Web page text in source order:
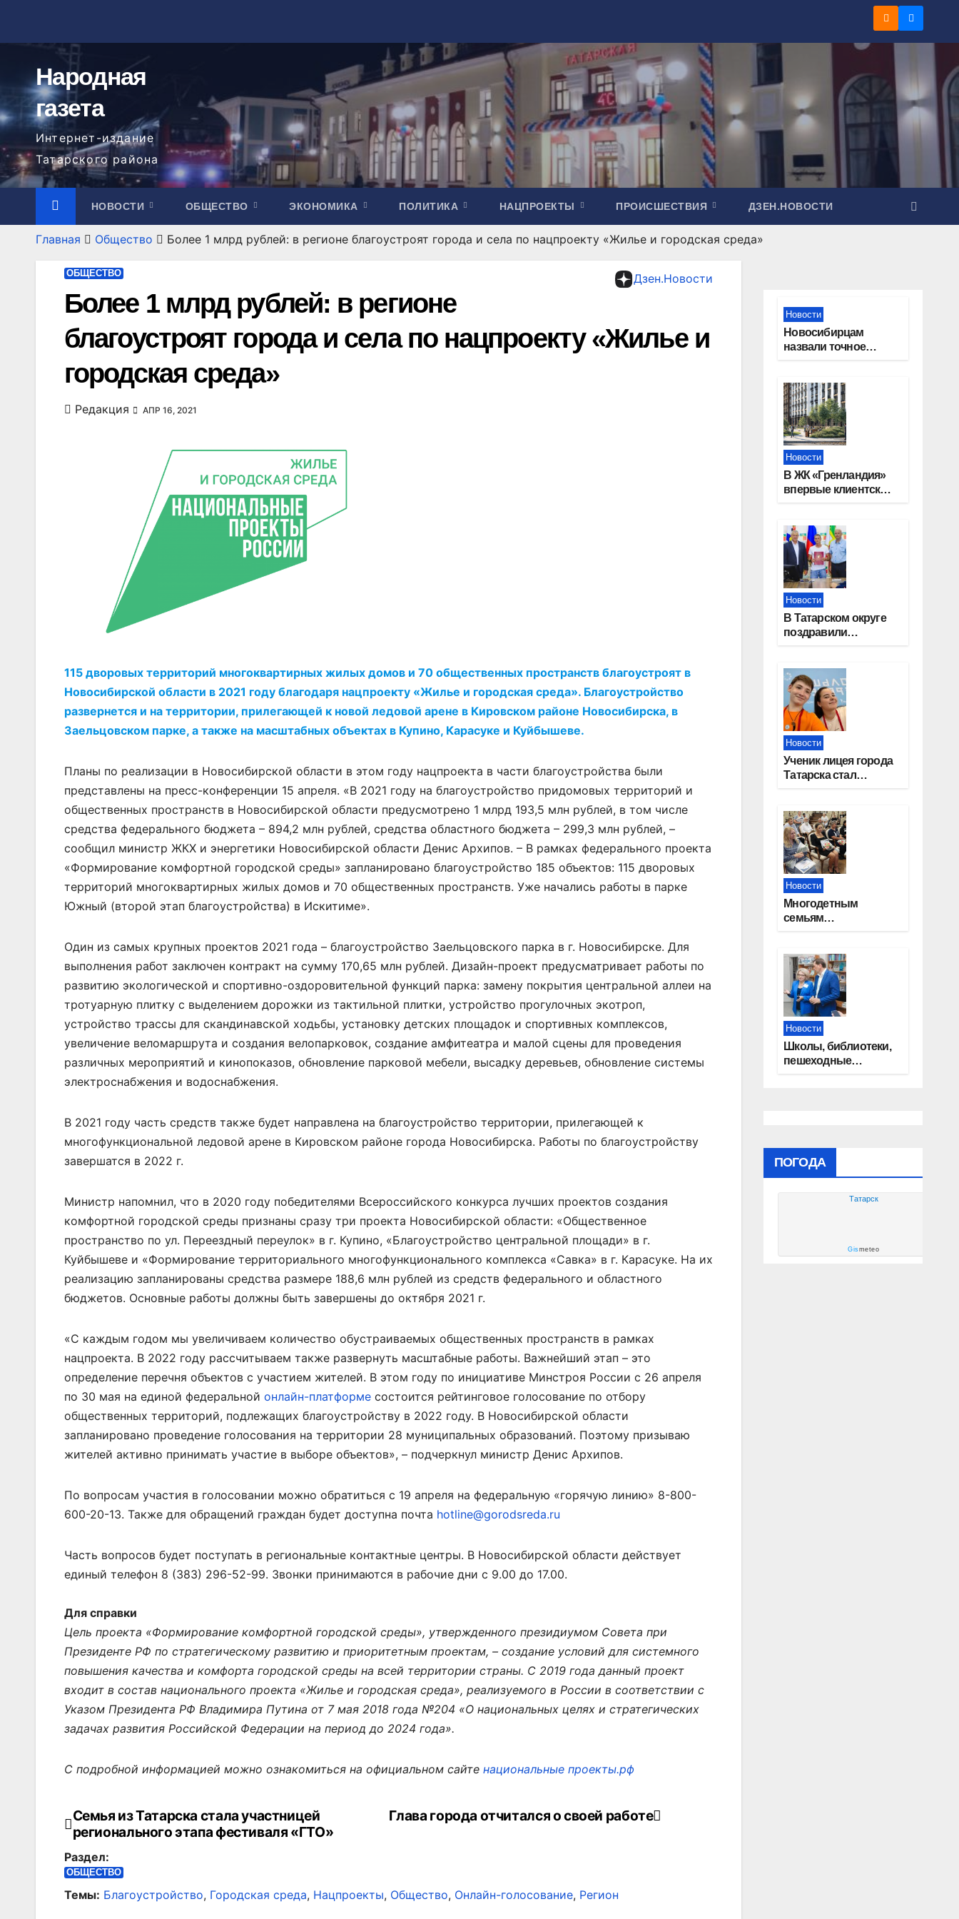
содержимому
Народная
газета
Интернет-издание
Татарского района
НОВОСТИ ОБЩЕСТВО ЭКОНОМИКА ПОЛИТИКА НАЦПРОЕКТЫ ПРОИСШЕСТВИЯ ДЗЕН.НОВОСТИ
Главная Общество Более 1 млрд рублей: в регионе благоустроят города и села по нацпроекту «Жилье и городская среда»
Дзен.Новости
ОБЩЕСТВО
Более 1 млрд рублей: в регионе
благоустроят города и села по нацпроекту «Жилье и
городская среда»
Редакция АПР 16, 2021
115 дворовых территорий многоквартирных жилых домов и 70 общественных пространств благоустроят в
Новосибирской области в 2021 году благодаря нацпроекту «Жилье и городская среда». Благоустройство
развернется и на территории, прилегающей к новой ледовой арене в Кировском районе Новосибирска, в
Заельцовском парке, а также на масштабных объектах в Купино, Карасуке и Куйбышеве.
Планы по реализации в Новосибирской области в этом году нацпроекта в части благоустройства были
представлены на пресс-конференции 15 апреля. «В 2021 году на благоустройство придомовых территорий и
общественных пространств в Новосибирской области предусмотрено 1 млрд 193,5 млн рублей, в том числе
средства федерального бюджета – 894,2 млн рублей, средства областного бюджета – 299,3 млн рублей, –
сообщил министр ЖКХ и энергетики Новосибирской области Денис Архипов. – В рамках федерального проекта
«Формирование комфортной городской среды» запланировано благоустройство 185 объектов: 115 дворовых
территорий многоквартирных жилых домов и 70 общественных пространств. Уже начались работы в парке
Южный (второй этап благоустройства) в Искитиме».
Один из самых крупных проектов 2021 года – благоустройство Заельцовского парка в г. Новосибирске. Для
выполнения работ заключен контракт на сумму 170,65 млн рублей. Дизайн-проект предусматривает работы по
развитию экологической и спортивно-оздоровительной функций парка: замену покрытия центральной аллеи на
тротуарную плитку с выделением дорожки из тактильной плитки, устройство прогулочных экотроп,
устройство трассы для скандинавской ходьбы, установку детских площадок и спортивных комплексов,
увеличение веломаршрута и создания велопарковок, создание амфитеатра и малой сцены для проведения
различных мероприятий и кинопоказов, обновление парковой мебели, высадку деревьев, обновление системы
электроснабжения и водоснабжения.
В 2021 году часть средств также будет направлена на благоустройство территории, прилегающей к
многофункциональной ледовой арене в Кировском районе города Новосибирска. Работы по благоустройству
завершатся в 2022 г.
Министр напомнил, что в 2020 году победителями Всероссийского конкурса лучших проектов создания
комфортной городской среды признаны сразу три проекта Новосибирской области: «Общественное
пространство по ул. Переездный переулок» в г. Купино, «Благоустройство центральной площади» в г.
Куйбышеве и «Формирование территориального многофункционального комплекса «Савка» в г. Карасуке. На их
реализацию запланированы средства размере 188,6 млн рублей из средств федерального и областного
бюджетов. Основные работы должны быть завершены до октября 2021 г.
«С каждым годом мы увеличиваем количество обустраиваемых общественных пространств в рамках
нацпроекта. В 2022 году рассчитываем также развернуть масштабные работы. Важнейший этап – это
определение перечня объектов с участием жителей. В этом году по инициативе Минстроя России с 26 апреля
по 30 мая на единой федеральной онлайн-платформе состоится рейтинговое голосование по отбору
общественных территорий, подлежащих благоустройству в 2022 году. В Новосибирской области
запланировано проведение голосования на территории 28 муниципальных образований. Поэтому призываю
жителей активно принимать участие в выборе объектов», – подчеркнул министр Денис Архипов.
По вопросам участия в голосовании можно обратиться с 19 апреля на федеральную «горячую линию» 8-800-
600-20-13. Также для обращений граждан будет доступна почта hotline@gorodsreda.ru
Часть вопросов будет поступать в региональные контактные центры. В Новосибирской области действует
единый телефон 8 (383) 296-52-99. Звонки принимаются в рабочие дни с 9.00 до 17.00.
Для справки
Цель проекта «Формирование комфортной городской среды», утвержденного президиумом Совета при
Президенте РФ по стратегическому развитию и приоритетным проектам, – создание условий для системного
повышения качества и комфорта городской среды на всей территории страны. С 2019 года данный проект
входит в состав национального проекта «Жилье и городская среда», реализуемого в России в соответствии с
Указом Президента РФ Владимира Путина от 7 мая 2018 года №204 «О национальных целях и стратегических
задачах развития Российской Федерации на период до 2024 года».
С подробной информацией можно ознакомиться на официальном сайте национальные проекты.рф
Навигация
по
записям
Глава города отчитался о своей работе
Семья из Татарска стала участницей
регионального этапа фестиваля «ГТО»
Раздел:
ОБЩЕСТВО
Темы: Благоустройство, Городская среда, Нацпроекты, Общество, Онлайн-голосование, Регион
Новости
Новосибирцам
назвали точное
праздники в 2027
году
Новости
В ЖК «Гренландия»
впервые клиентские
группы компаний
«СОЮЗ»
Новости
В Татарском округе
поздравили
отрасли
Новости
Ученик лицея города
Татарска стал
Новости
Многодетным
семьям
сертификаты на
приобретение
автомобилей
Новости
Школы, библиотеки,
пешеходные
социальных
объектах
ПОГОДА
Татарск
Gismeteo